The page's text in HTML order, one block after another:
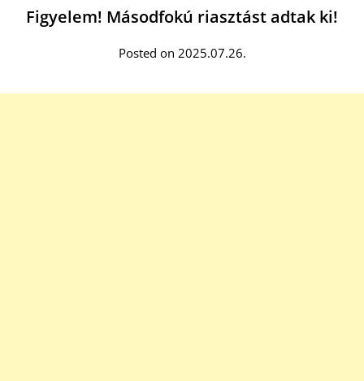
Figyelem! Másodfokú riasztást adtak ki!
Posted on 2025.07.26.